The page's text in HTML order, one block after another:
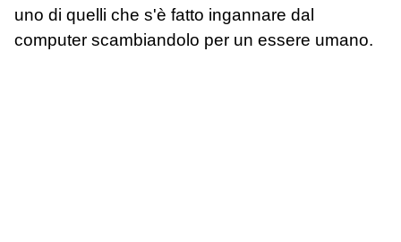
uno di quelli che s'è fatto ingannare dal
computer scambiandolo per un essere umano.